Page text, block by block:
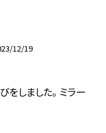
12/19
をしました。 ミラー